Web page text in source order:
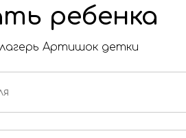
ребенка
Артишок детки
мест в одной смене,
по 5